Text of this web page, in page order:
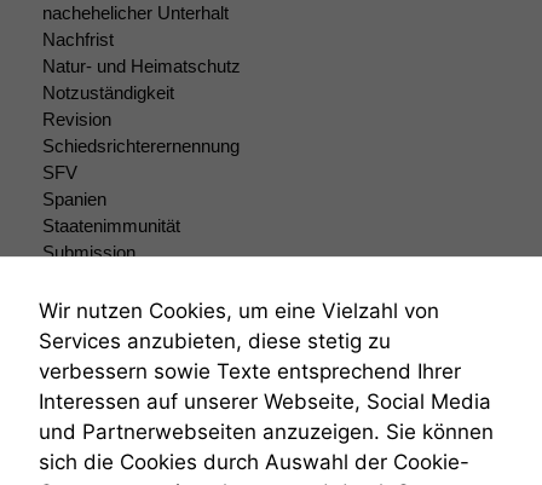
nachehelicher Unterhalt
Nachfrist
Natur- und Heimatschutz
Notzuständigkeit
Revision
Schiedsrichterernennung
SFV
Spanien
Staatenimmunität
Submission
Teilungsklage
Venezuela
VRK
Wiederherstellungsanordnung
Zivilprozessordnung
ZPO
Zustellfiktion
Wir nutzen Cookies, um eine Vielzahl von
Services anzubieten, diese stetig zu
verbessern sowie Texte entsprechend Ihrer
Interessen auf unserer Webseite, Social Media
und Partnerwebseiten anzuzeigen. Sie können
sich die Cookies durch Auswahl der Cookie-